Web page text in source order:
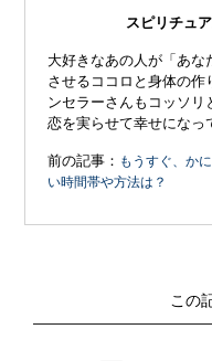
スピリチュ
大好きなあの人が「あ
させるココロと身体の
ンセラーさんもコッソ
恋を実らせて幸せになっ
前の記事： もうすぐ、か
い時間帯や方法は？
この